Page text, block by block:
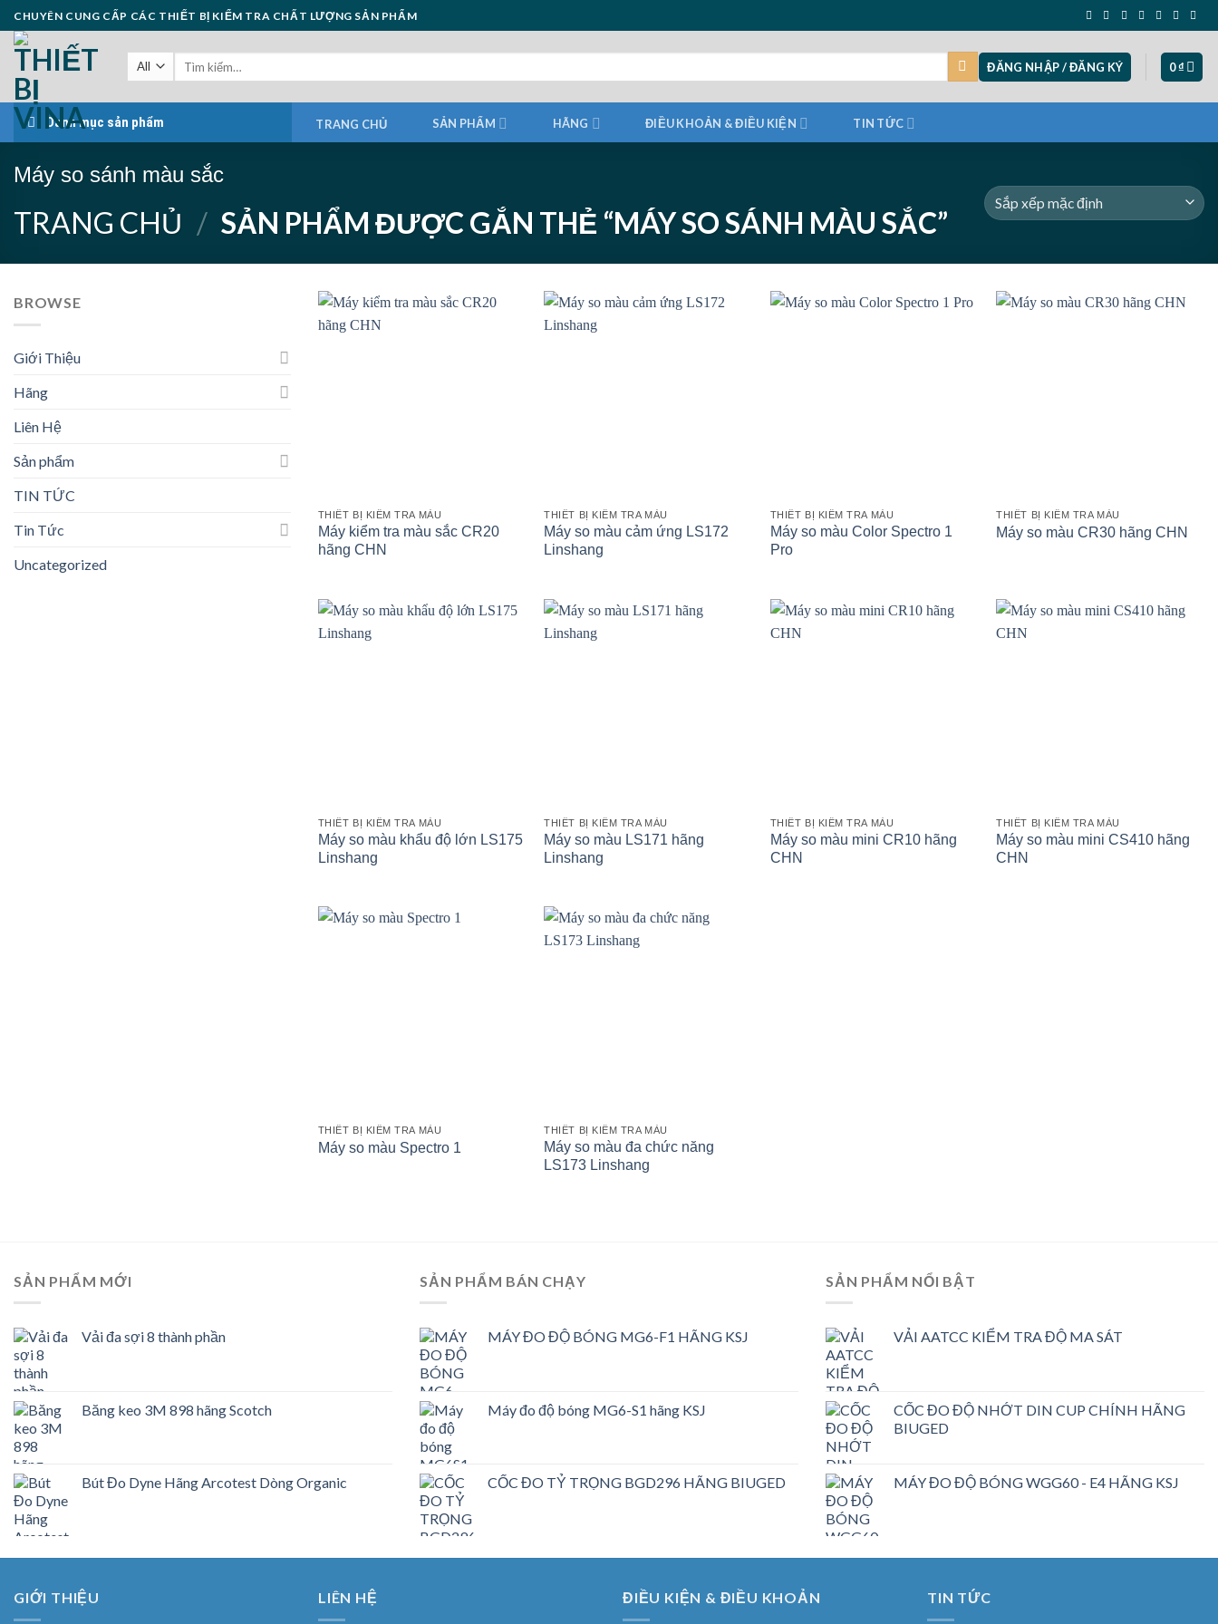
Skip
to
content
CHUYÊN CUNG CẤP CÁC THIẾT BỊ KIỂM TRA CHẤT LƯỢNG SẢN PHẨM
ĐĂNG NHẬP / ĐĂNG KÝ 0₫
Danh mục sản phẩm TRANG CHỦ SẢN PHẨM HÃNG ĐIỀU KHOẢN & ĐIỀU KIỆN TIN TỨC
Máy so sánh màu sắc
TRANG CHỦ / SẢN PHẨM ĐƯỢC GẮN THẺ “MÁY SO SÁNH MÀU SẮC”
BROWSE
Giới Thiệu
Hãng
Liên Hệ
Sản phẩm
TIN TỨC
Tin Tức
Uncategorized
THIẾT BỊ KIỂM TRA MÀU
Máy kiểm tra màu sắc CR20
hãng CHN
THIẾT BỊ KIỂM TRA MÀU
Máy so màu cảm ứng LS172
Linshang
THIẾT BỊ KIỂM TRA MÀU
Máy so màu Color Spectro 1
Pro
THIẾT BỊ KIỂM TRA MÀU
Máy so màu CR30 hãng CHN
THIẾT BỊ KIỂM TRA MÀU
Máy so màu khẩu độ lớn LS175
Linshang
THIẾT BỊ KIỂM TRA MÀU
Máy so màu LS171 hãng
Linshang
THIẾT BỊ KIỂM TRA MÀU
Máy so màu mini CR10 hãng
CHN
THIẾT BỊ KIỂM TRA MÀU
Máy so màu mini CS410 hãng
CHN
THIẾT BỊ KIỂM TRA MÀU
Máy so màu Spectro 1
THIẾT BỊ KIỂM TRA MÀU
Máy so màu đa chức năng
LS173 Linshang
SẢN PHẨM MỚI
Vải đa sợi 8 thành phần
Băng keo 3M 898 hãng Scotch
Bút Đo Dyne Hãng Arcotest Dòng Organic
SẢN PHẨM BÁN CHẠY
MÁY ĐO ĐỘ BÓNG MG6-F1 HÃNG KSJ
Máy đo độ bóng MG6-S1 hãng KSJ
CỐC ĐO TỶ TRỌNG BGD296 HÃNG BIUGED
SẢN PHẨM NỔI BẬT
VẢI AATCC KIỂM TRA ĐỘ MA SÁT
CỐC ĐO ĐỘ NHỚT DIN CUP CHÍNH HÃNG
BIUGED
MÁY ĐO ĐỘ BÓNG WGG60 - E4 HÃNG KSJ
GIỚI THIỆU LIÊN HỆ ĐIỀU KIỆN & ĐIỀU KHOẢN TIN TỨC